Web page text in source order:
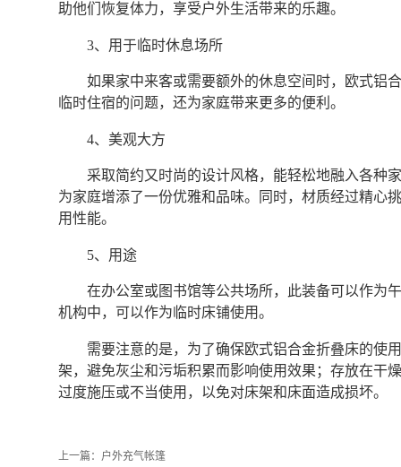
助他们恢复体力，享受户外生活带来的乐趣。
3、用于临时休息场所
如果家中来客或需要额外的休息空间时，欧式铝
临时住宿的问题，还为家庭带来更多的便利。
4、美观大方
采取简约又时尚的设计风格，能轻松地融入各种
为家庭增添了一份优雅和品味。同时，材质经过精心
用性能。
5、用途
在办公室或图书馆等公共场所，此装备可以作为
机构中，可以作为临时床铺使用。
需要注意的是，为了确保欧式铝合金折叠床的使
架，避免灰尘和污垢积累而影响使用效果；存放在干
过度施压或不当使用，以免对床架和床面造成损坏。‍
上一篇： 户外充气帐篷